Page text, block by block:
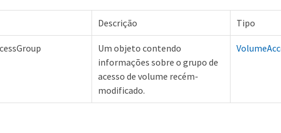
Descrição Tipo
Um objeto contendo
informações sobre o grupo de
acesso de volume recém-
modificado.